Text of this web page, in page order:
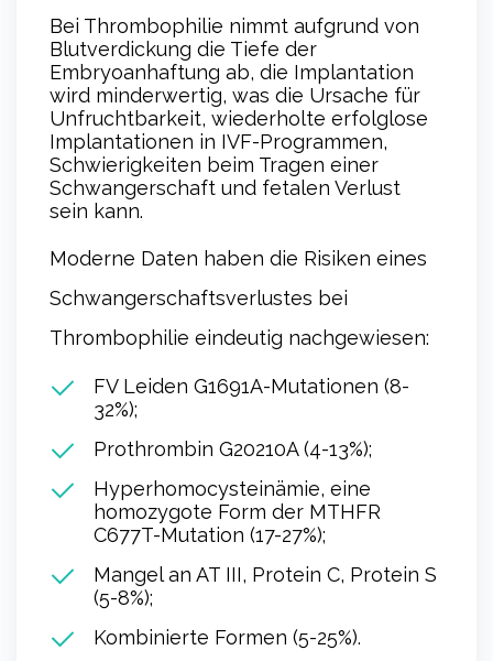
Bei Thrombophilie nimmt aufgrund von
Blutverdickung die Tiefe der
Embryoanhaftung ab, die Implantation
wird minderwertig, was die Ursache für
Unfruchtbarkeit, wiederholte erfolglose
Implantationen in IVF-Programmen,
Schwierigkeiten beim Tragen einer
Schwangerschaft und fetalen Verlust
sein kann.
Moderne Daten haben die Risiken eines
Schwangerschaftsverlustes bei
Thrombophilie eindeutig nachgewiesen:
FV Leiden G1691A-Mutationen (8-
32%);
Prothrombin G20210A (4-13%);
Hyperhomocysteinämie, eine
homozygote Form der MTHFR
C677T-Mutation (17-27%);
Mangel an AT III, Protein C, Protein S
(5-8%);
Kombinierte Formen (5-25%).